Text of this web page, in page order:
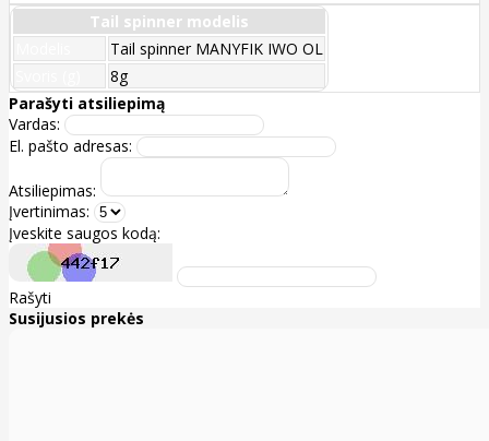
Tail spinner modelis
Tail spinner MANYFIK IWO OL
8g
Parašyti atsiliepimą
Vardas:
El. pašto adresas:
Atsiliepimas:
Įvertinimas:
Įveskite saugos kodą:
Rašyti
Susijusios prekės